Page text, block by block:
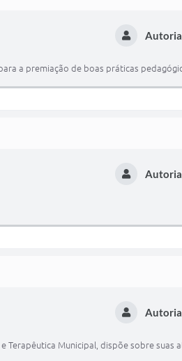
a premiação de boas práticas
Terapêutica Municipal, dispõe sobre